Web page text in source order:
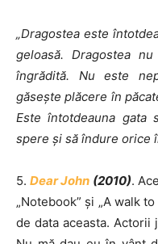
„Dragostea este
geloasă. Dragostea
îngrădită. Nu este
găseşte plăcere în
Este întotdeauna gata
spere şi să îndure orice
5. Dear John (2010).
„Notebook” şi „A walk
de data aceasta.